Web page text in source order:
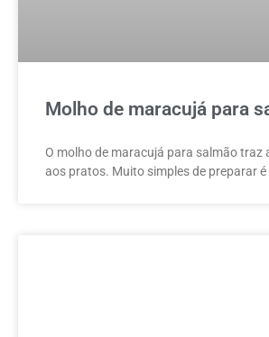
Molho de maracujá para
O molho de maracujá para salmão traz
aos pratos. Muito simples de preparar é